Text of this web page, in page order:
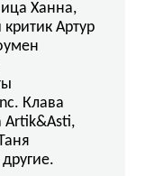
Ханна,
Артур
Клава
Artik&Asti,